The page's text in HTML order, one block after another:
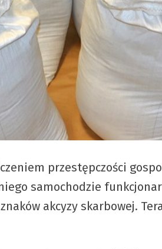
przestępczości
samochodzie
akcyzy skarbowej.